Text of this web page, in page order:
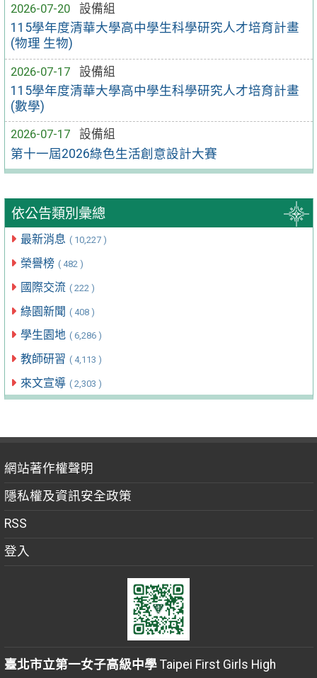
2026-07-20
設備組
115學年度清華大學高中學生科學研究人才培育計畫
(物理 生物)
2026-07-17
設備組
115學年度清華大學高中學生科學研究人才培育計畫
(數學)
2026-07-17
設備組
第十一屆2026綠色生活創意設計大賽
依公告類別彙總
最新消息 ( 10,227 )
榮譽榜 ( 482 )
國際交流 ( 222 )
綠園新聞 ( 408 )
學生園地 ( 6,286 )
教師研習 ( 4,113 )
來文宣導 ( 2,303 )
網站著作權聲明
隱私權及資訊安全政策
RSS
登入
臺北市立第一女子高級中學Taipei First Girls High